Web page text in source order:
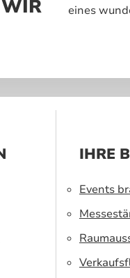
eines
IHRE
Events